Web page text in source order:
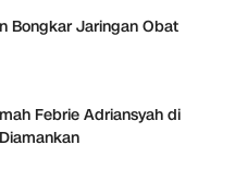
Bongkar Jaringan Obat
Febrie Adriansyah di